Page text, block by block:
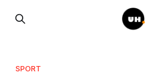
SPORT